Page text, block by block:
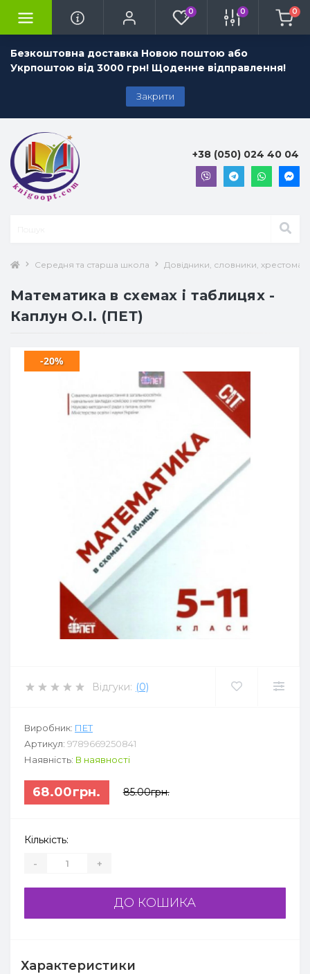
Безкоштовна доставка Новою поштою або
Укрпоштою від 3000 грн! Щоденне відправлення!
Закрити
0 0 0
+38 (050) 024 40 04
Середня та старша школа Довідники, словники, хрестоматії
Математика в схемах і таблицях -
Каплун О.І. (ПЕТ)
-20%
Відгуки: (0)
Виробник: ПЕТ
Артикул: 9789669250841
Наявність: В наявності
68.00грн. 85.00грн.
Кількість:
- +
ДО КОШИКА
Характеристики